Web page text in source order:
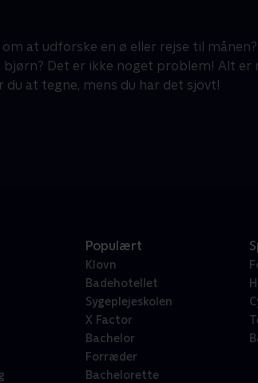
at udforske en ø eller rejse til
bjørn? Det er ikke noget problem! Alt er
at tegne, mens du har det sjovt!
Populært
Klovn
Badehotellet
Sygeplejeskolen
X Factor
Bachelor
Forræder
Bachelorette